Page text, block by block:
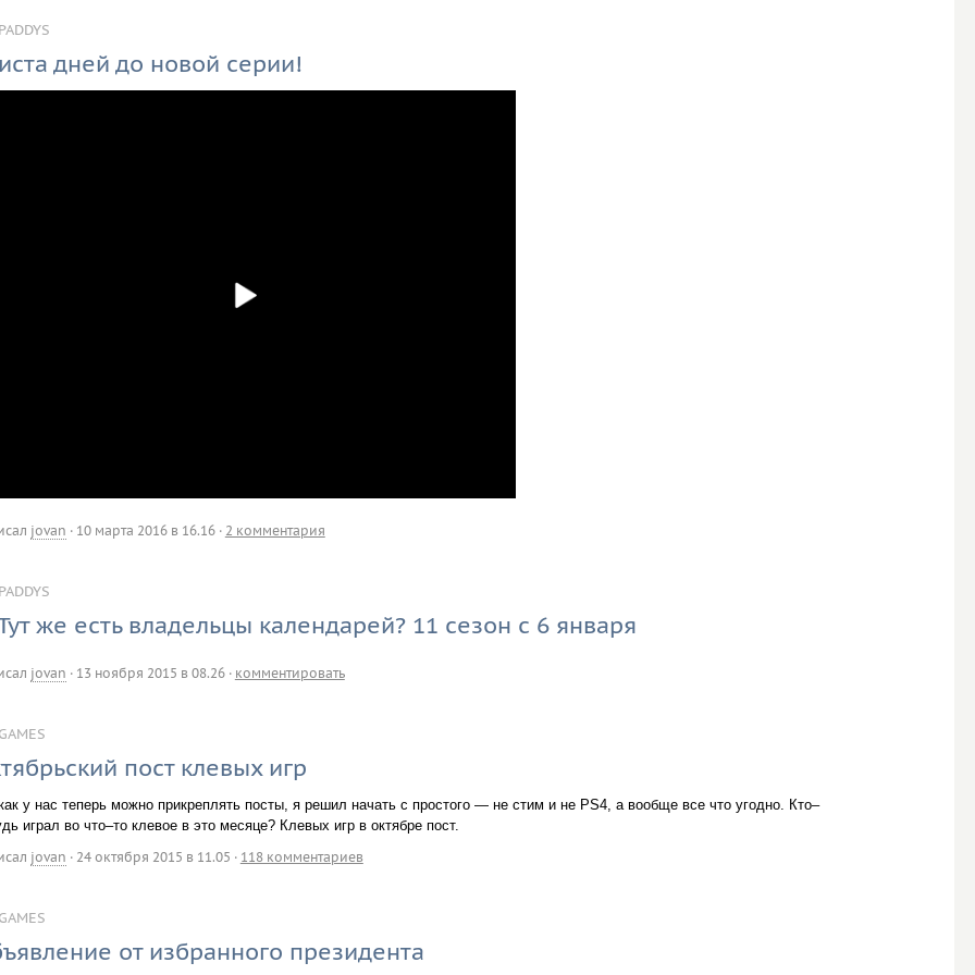
дней до новой серии!
jovan · 10 марта 2016 в 16.16· 2 комментария
же есть владельцы календарей? 11 сезон с 6 января
jovan · 13 ноября 2015 в 08.26· комментировать
пост клевых игр
у нас теперь можно прикреплять посты, я решил начать с простого — не стим и не PS4, а вообще все что угодно. Кто–
играл во что–то клевое в это месяце? Клевых игр в октябре пост.
jovan · 24 октября 2015 в 11.05 · 118 комментариев
от избранного президента